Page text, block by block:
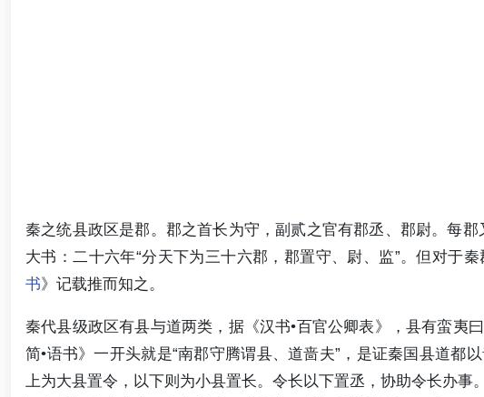
秦之统县政区是郡。郡之首长为守，副贰之官有郡丞、郡尉。每
大书：二十六年“分天下为三十六郡，郡置守、尉、监”。但对于
书》记载推而知之。
秦代县级政区有县与道两类，据《汉书•百官公卿表》，县有蛮夷
简•语书》一开头就是“南郡守腾谓县、道啬夫”，是证秦国县道都
上为大县置令，以下则为小县置长。令长以下置丞，协助令长办